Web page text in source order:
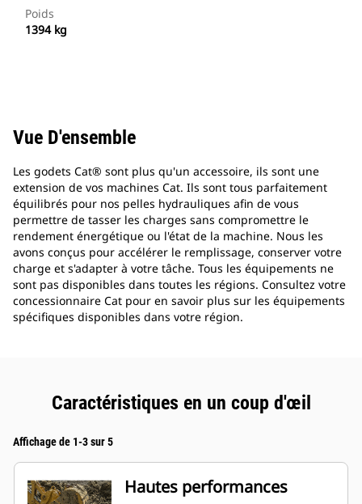
Poids
1394 kg
Vue D'ensemble
Les godets Cat® sont plus qu'un accessoire, ils sont une
extension de vos machines Cat. Ils sont tous parfaitement
équilibrés pour nos pelles hydrauliques afin de vous
permettre de tasser les charges sans compromettre le
rendement énergétique ou l'état de la machine. Nous les
avons conçus pour accélérer le remplissage, conserver votre
charge et s'adapter à votre tâche. Tous les équipements ne
sont pas disponibles dans toutes les régions. Consultez votre
concessionnaire Cat pour en savoir plus sur les équipements
spécifiques disponibles dans votre région.
Caractéristiques en un coup d'œil
Affichage de 1-3 sur 5
Hautes performances